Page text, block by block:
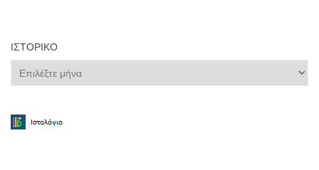
ΙΣΤΟΡΙΚΌ
Ιστορικό